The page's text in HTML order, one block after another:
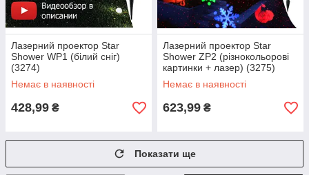
Лазерний проектор Star
Shower WP1 (білий сніг)
(3274)
Немає в наявності
428,99 ₴
Лазерний проектор Star
Shower ZP2 (різнокольорові
картинки + лазер) (3275)
Немає в наявності
623,99 ₴
Показати ще